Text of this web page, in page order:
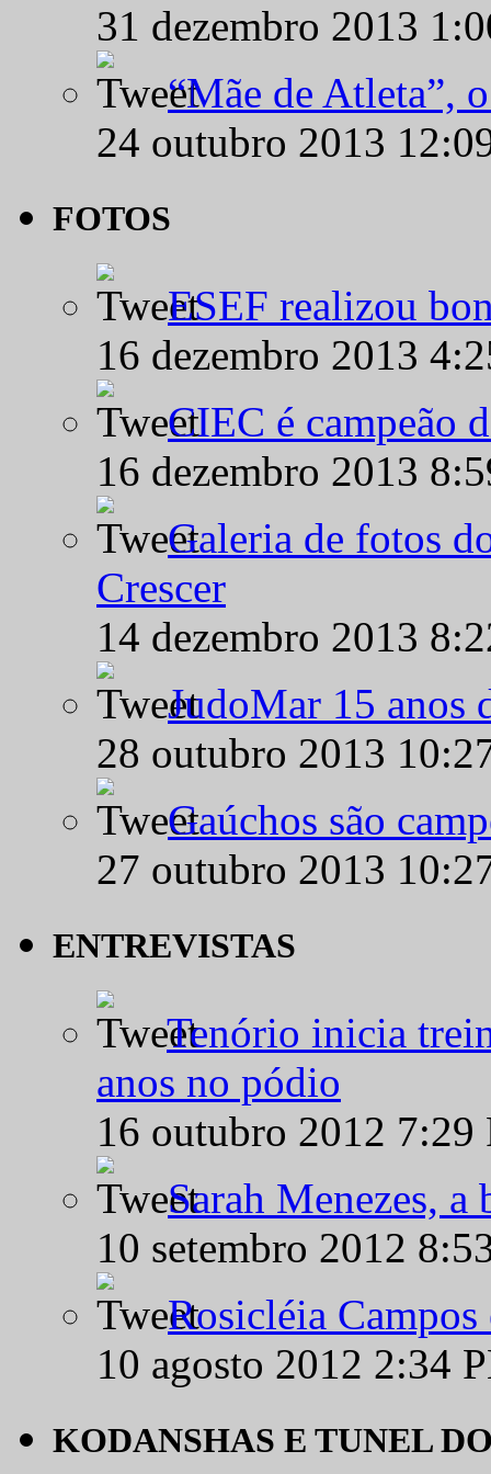
31 dezembro 2013
“Mãe de Atleta”,
24 outubro 2013
FOTOS
ESEF realizou
16 dezembro 2013
CIEC é campeão
16 dezembro 2013
Galeria de fotos
Crescer
14 dezembro 2013
JudoMar 15 anos
28 outubro 2013
Gaúchos são
27 outubro 2013
ENTREVISTAS
Tenório inicia
anos no pódio
16 outubro 2012
Sarah Menezes,
10 setembro 2012
Rosicléia
10 agosto 2012 2:34
KODANSHAS E TUNEL